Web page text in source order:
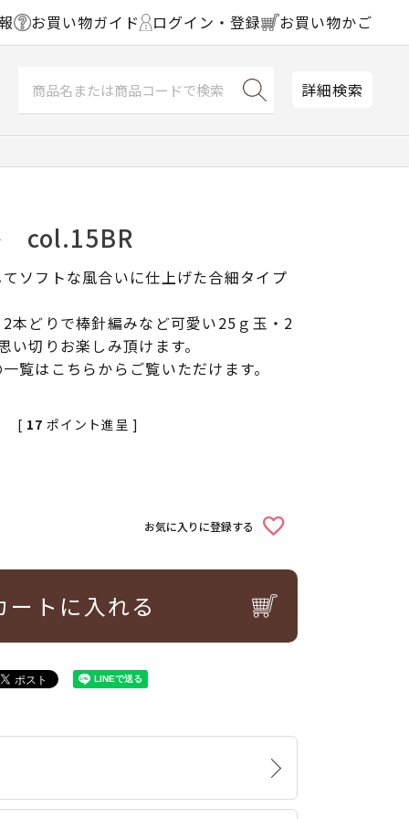
お買い物ガイド ログイン・登録 お買い物かご
詳細検索
col.15BR
ソフトな風合いに仕上げた合細タイプ
本どりで棒針編みなど可愛い25ｇ玉・2
切りお楽しみ頂けます。
一覧はこちらからご覧いただけます。
[ 17 ポイント進呈 ]
お気に入りに登録する
ートに入れる